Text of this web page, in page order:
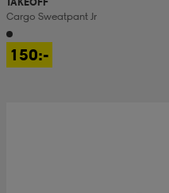
Cargo Sweatpant Jr
150:-